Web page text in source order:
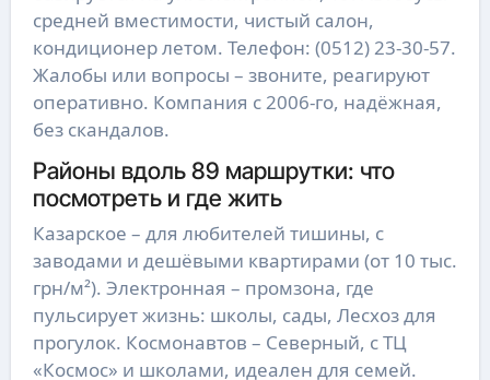
средней вместимости, чистый салон,
кондиционер летом. Телефон: (0512) 23-30-57.
Жалобы или вопросы – звоните, реагируют
оперативно. Компания с 2006-го, надёжная,
без скандалов.
Районы вдоль 89 маршрутки: что
посмотреть и где жить
Казарское – для любителей тишины, с
заводами и дешёвыми квартирами (от 10 тыс.
грн/м²). Электронная – промзона, где
пульсирует жизнь: школы, сады, Лесхоз для
прогулок. Космонавтов – Северный, с ТЦ
«Космос» и школами, идеален для семей.